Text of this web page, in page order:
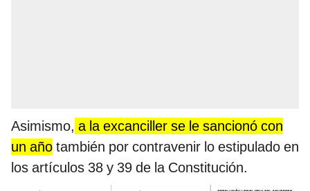
Asimismo, a la excanciller se le sancionó con
un año también por contravenir lo estipulado en
los artículos 38 y 39 de la Constitución.